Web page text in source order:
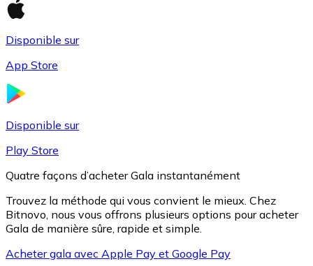
Disponible sur
App Store
Disponible sur
Play Store
Quatre façons d’acheter Gala instantanément
Trouvez la méthode qui vous convient le mieux. Chez
Bitnovo, nous vous offrons plusieurs options pour acheter
Gala de manière sûre, rapide et simple.
Acheter gala avec Apple Pay et Google Pay